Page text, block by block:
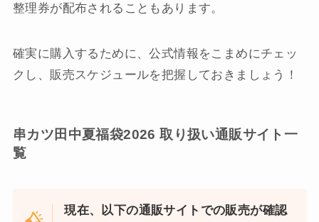
整理券が配布されることもあります。
確実に購入するために、公式情報をこまめにチェッ
クし、販売スケジュールを把握しておきましょう！
串カツ田中夏福袋2026 取り扱い通販サイト一
覧
現在、以下の通販サイトでの販売が確認